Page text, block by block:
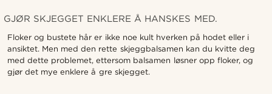
GJØR SKJEGGET ENKLERE Å HANSKES MED.
Floker og bustete hår er ikke noe kult hverken på hodet eller i
ansiktet. Men med den rette skjeggbalsamen kan du kvitte deg
med dette problemet, ettersom balsamen løsner opp floker, og
gjør det mye enklere å gre skjegget.